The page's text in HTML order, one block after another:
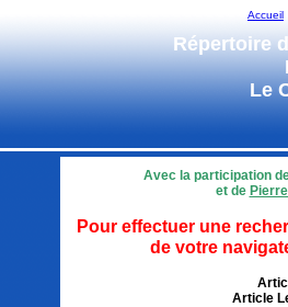
Accueil
Répertoire
Le
Avec la participation
et de
Pour effectuer une
de votre
Article